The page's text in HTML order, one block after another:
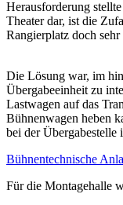
Herausforderung
Theater dar, ist die
Rangierplatz doch sehr
Die Lösung war, im
Übergabeeinheit zu
Lastwagen auf das
Bühnenwagen heben
bei der Übergabestelle
Bühnentechnische
Für die Montagehalle